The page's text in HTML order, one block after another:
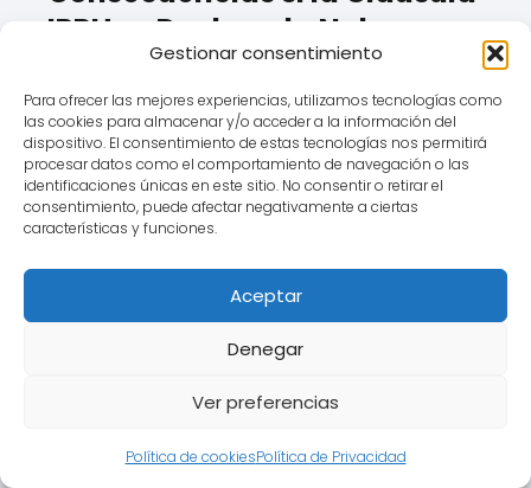
Gestionar consentimiento
Para ofrecer las mejores experiencias, utilizamos tecnologías como
las cookies para almacenar y/o acceder a la información del
dispositivo. El consentimiento de estas tecnologías nos permitirá
procesar datos como el comportamiento de navegación o las
identificaciones únicas en este sitio. No consentir o retirar el
consentimiento, puede afectar negativamente a ciertas
características y funciones.
Aceptar
Denegar
Ver preferencias
Política de cookiesPolítica de Privacidad
IRPH es Declarada Nula para
un vecino de Barañain:
Si un tribunal determina que la
cláusula IRPH es nula por falta de
transparencia (quizás también
abusiva):
contratode préstamo
hipotecario.
¿Qué la sustituye?
común, y lo que persiguen la
Barañain, es que se reemplace